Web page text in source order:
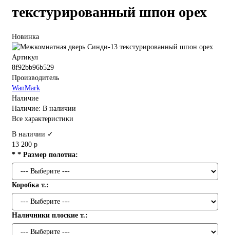
текстурированный шпон орех
Новинка
Артикул
8f92bb96b529
Производитель
WanMark
Наличие
Наличие: В наличии
Все характеристики
В наличии ✓
13 200 р
* * Размер полотна:
Коробка т.:
Наличники плоские т.: